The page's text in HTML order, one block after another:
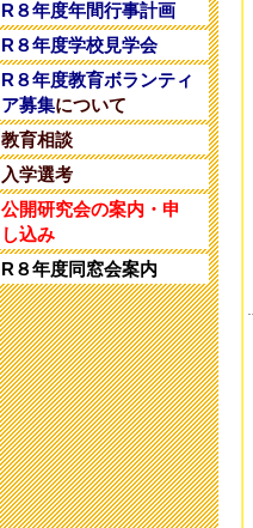
R８年度年間行事計画
R８年度学校見学会
R８年度教育ボランティ
ア募集について
教育相談
入学選考
公開研究会の案内・申
し込み
R８年度同窓会案内